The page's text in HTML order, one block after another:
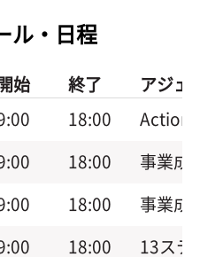
ル・日程
開始 終了 アジェ
18:00
18:00 事業成
18:00 事業成
18:00 13ステ